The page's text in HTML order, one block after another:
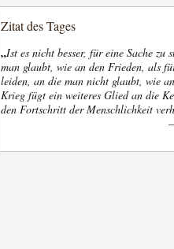
Zitat des Tages
„Ist es nicht besser, für eine Sache zu
man glaubt, wie an den Frieden, als
leiden, an die man nicht glaubt, wie
Krieg fügt ein weiteres Glied an die
den Fortschritt der Menschlichkeit